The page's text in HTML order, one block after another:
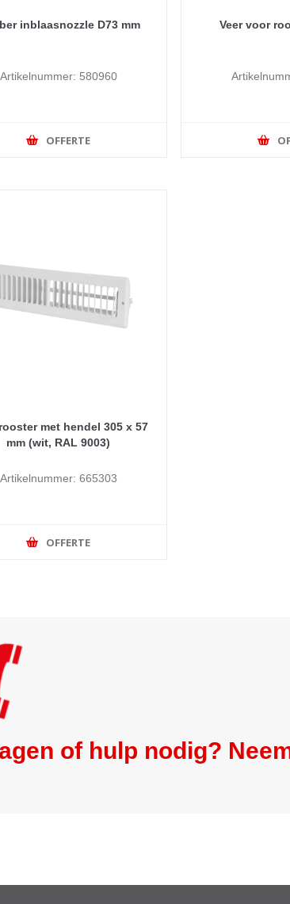
inblaasnozzle D73 mm
Artikelnummer: 580960
OFFERTE
Veer voor
met hendel 305 x 57
mm (wit, RAL 9003)
Artikelnummer: 665303
OFFERTE
of hulp nodig?